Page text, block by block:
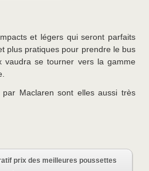
et légers qui seront parfaits
plus pratiques pour prendre le bus
vaudra se tourner vers la gamme
par Maclaren sont elles aussi très
prix des meilleures poussettes